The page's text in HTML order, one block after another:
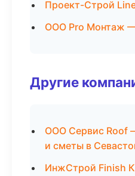
Проект-Строй
ООО Pro Монтаж
Другие
ООО Сервис Roof
и сметы в
ИнжСтрой Finish